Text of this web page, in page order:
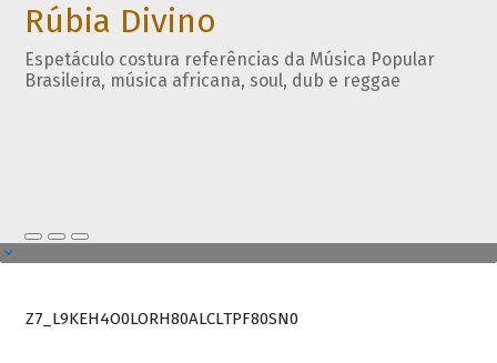
Rúbia Divino
Espetáculo costura referências da Música Popular
Brasileira, música africana, soul, dub e reggae
Z7_L9KEH4O0LORH80ALCLTPF80SN0